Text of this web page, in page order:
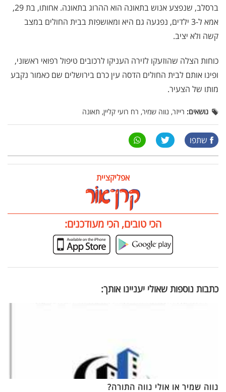
ברסלב, שנפצע אנוש בתאונה הוא ההרוג בתאונה. אחותו, בת 29,
אמא ל-3 ילדים, נפגעה גם היא ומאושפזת בבית החולים במצב
קשה ולא יציב.
כוחות הצלה שהוזעקו לזירה העניקו לרכובים טיפול רפואי ראשוני,
ופינו אותם לבית החולים הדסה עין כרם בירושלים שם כאמור נקבע
מותו של הצעיר.
נושאים: רייזר, נווה שמיר, רח רועי קליין, תאונה
שתפו
אפליקציית
הכי טובים, הכי מעודכנים:
כתבות נוספות שאולי יעניינו אותך:
נווה שמיר או אולי נווה התורה?